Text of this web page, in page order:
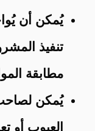
يُمكن أن
تنفيذ
مطابقة
يُمكن
العيوب أو